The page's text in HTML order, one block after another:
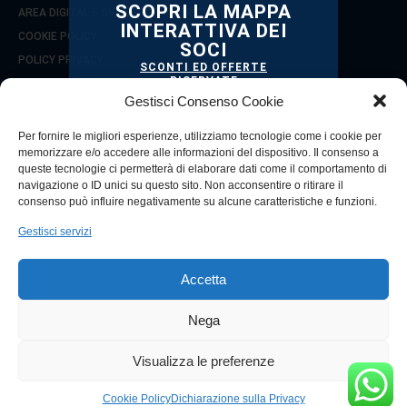
Gestisci Consenso Cookie
Per fornire le migliori esperienze, utilizziamo tecnologie come i cookie per
memorizzare e/o accedere alle informazioni del dispositivo. Il consenso a
queste tecnologie ci permetterà di elaborare dati come il comportamento di
navigazione o ID unici su questo sito. Non acconsentire o ritirare il
consenso può influire negativamente su alcune caratteristiche e funzioni.
Gestisci servizi
Accetta
Nega
Visualizza le preferenze
Cookie PolicyDichiarazione sulla Privacy
AREA DIGITAL E SVILUPPO D’IMPRESA
COOKIE POLICY
POLICY PRIVACY
SEGUICI SU
© 2021 Copyright Confcommercio Reggio Calabria
CF 80003010800
Powered by
SCOPRI LA MAPPA
INTERATTIVA DEI
SOCI
SCONTI ED OFFERTE
RISERVATE
TI STANNO ASPETTANDO!
VAI ALLA MAPPA